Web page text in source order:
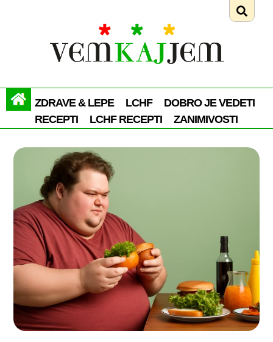
ZDRAVE & LEPE LCHF
DOBRO JE VEDETI
RECEPTI
LCHF RECEPTI ZANIMIVOSTI